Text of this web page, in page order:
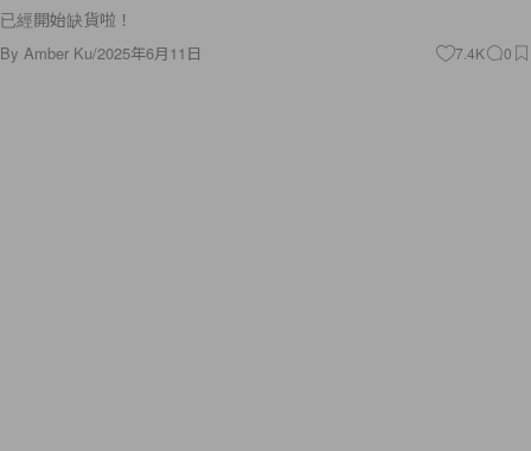
已經開始缺貨啦！
By Amber Ku/2025年6月11日 7.4K 0